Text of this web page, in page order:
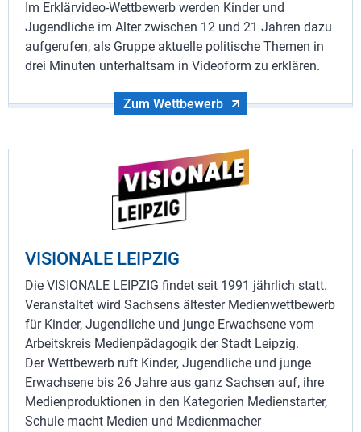
Im Erklärvideo-Wettbewerb werden Kinder und
Jugendliche im Alter zwischen 12 und 21 Jahren dazu
aufgerufen, als Gruppe aktuelle politische Themen in
drei Minuten unterhaltsam in Videoform zu erklären.
Zum Wettbewerb
VISIONALE LEIPZIG
Die VISIONALE LEIPZIG findet seit 1991 jährlich statt.
Veranstaltet wird Sachsens ältester Medienwettbewerb
für Kinder, Jugendliche und junge Erwachsene vom
Arbeitskreis Medienpädagogik der Stadt Leipzig.
Der Wettbewerb ruft Kinder, Jugendliche und junge
Erwachsene bis 26 Jahre aus ganz Sachsen auf, ihre
Medienproduktionen in den Kategorien Medienstarter,
Schule macht Medien und Medienmacher